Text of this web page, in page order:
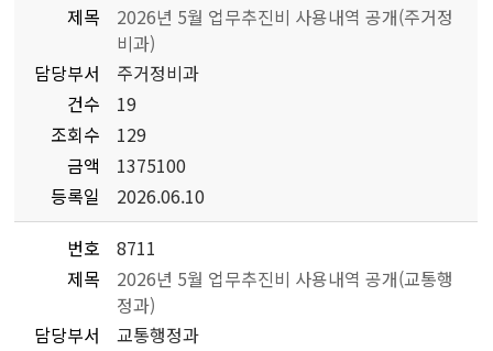
제목
2026년 5월 업무추진비 사용내역 공개(주거정
비과)
담당부서
주거정비과
건수
19
조회수
129
금액
1375100
등록일
2026.06.10
번호
8711
제목
2026년 5월 업무추진비 사용내역 공개(교통행
정과)
담당부서
교통행정과